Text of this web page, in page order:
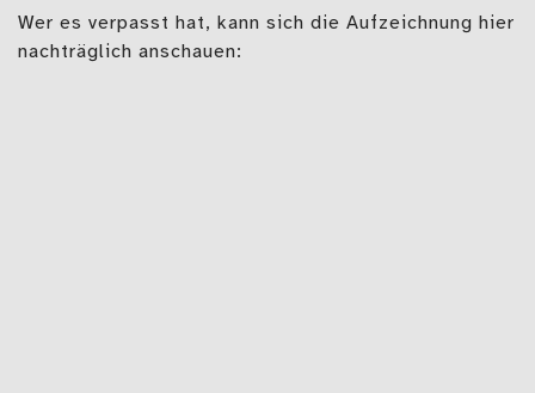
Wer es verpasst hat, kann sich die Aufzeichnung hier
nachträglich anschauen: